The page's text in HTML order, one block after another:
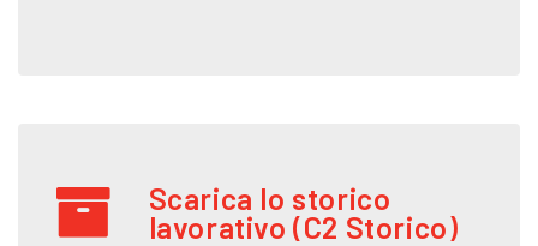
Scarica lo storico
lavorativo (C2 Storico)